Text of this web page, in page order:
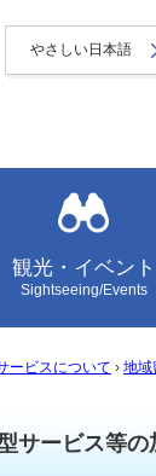
やさしい日本語
観光・イベント
Sightseeing/Events
ービスについて › 地域
サービス等の